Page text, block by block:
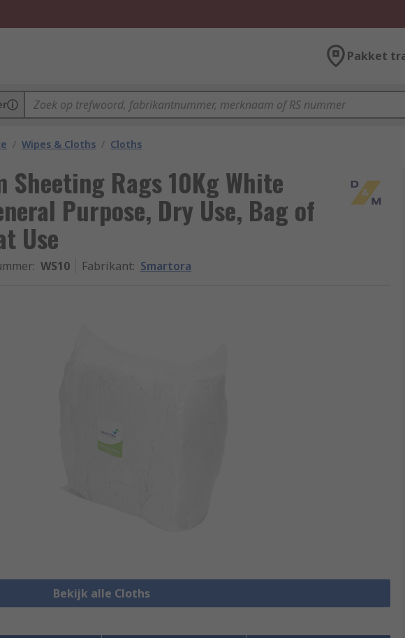
Pakket
/ Wipes & Cloths / Cloths
Rags 10Kg White
Purpose, Dry Use, Bag of
Use
: WS10 Fabrikant: Smartora
Bekijk alle Cloths